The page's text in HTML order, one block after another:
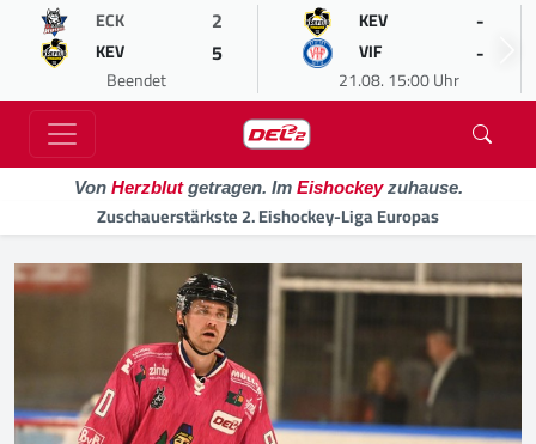
ECK 2
KEV 5
Beendet
KEV -
VIF -
21.08. 15:00 Uhr
Von Herzblutgetragen. Im Eishockeyzuhause.
Zuschauerstärkste 2. Eishockey-Liga Europas